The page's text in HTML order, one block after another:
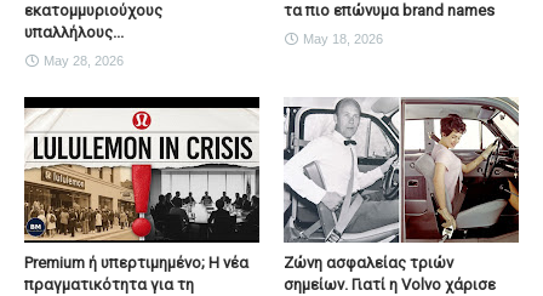
εκατομμυριούχους
υπαλλήλους...
May 28, 2026
τα πιο επώνυμα brand names
May 18, 2026
Premium ή υπερτιμημένο; Η νέα
πραγματικότητα για τη
Ζώνη ασφαλείας τριών
σημείων. Γιατί η Volvo χάρισε